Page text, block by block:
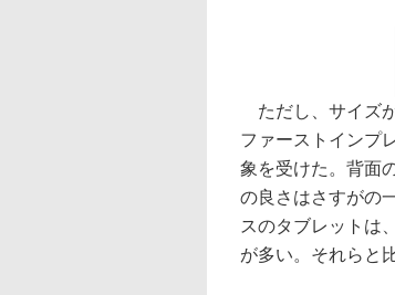
ただし、サイズ
ファーストインプ
象を受けた。背面
の良さはさすがの
スのタブレットは
が多い。それらと